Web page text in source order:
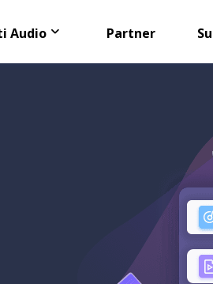
Video
Scarica video/audio
EaseUS
Registratore dello
Audio Partner